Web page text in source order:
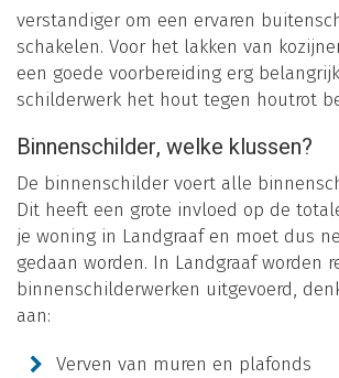
verstandiger om een ervaren
schakelen. Voor het lakken van
een goede voorbereiding erg
schilderwerk het hout tegen houtrot
Binnenschilder, welke klussen?
De binnenschilder voert alle
Dit heeft een grote invloed op de
je woning in Landgraaf en moet dus
gedaan worden. In Landgraaf worden
binnenschilderwerken uitgevoerd,
aan:
Verven van muren en plafonds